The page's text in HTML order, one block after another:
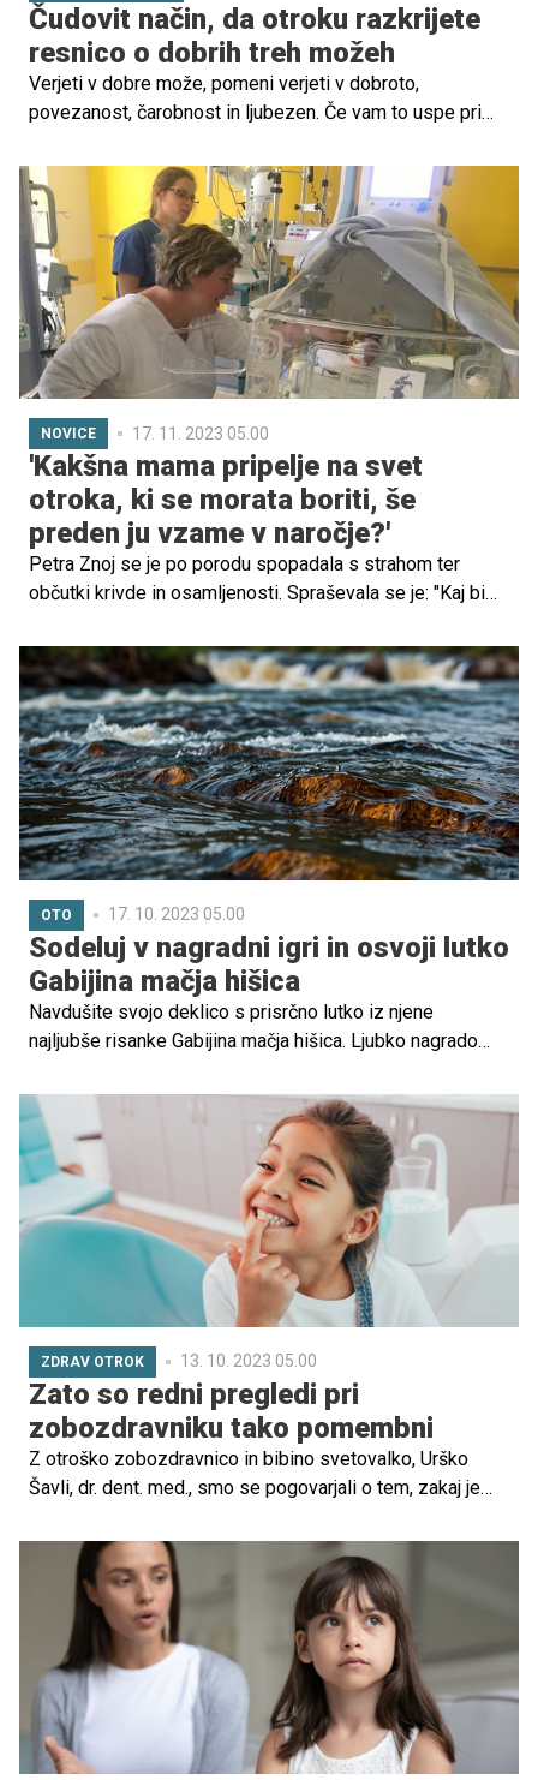
Čudovit način, da otroku razkrijete
resnico o dobrih treh možeh
Verjeti v dobre može, pomeni verjeti v dobroto,
povezanost, čarobnost in ljubezen. Če vam to uspe pri
pa pri tem za vsako ceno.
NOVICE 17. 11. 2023 05.00
'Kakšna mama pripelje na svet
otroka, ki se morata boriti, še
preden ju vzame v naročje?'
Petra Znoj se je po porodu spopadala s strahom ter
občutki krivde in osamljenosti. Spraševala se je: "Kaj bi
prezgodnji porod? Kako bi lahko svojima dvojčkoma
pomagala v borbi za življenje?" Njen vsakdan je bil poln
negotovosti in skrbi za preživetje njenih nedonošenčkov.
Ogromno moč je za njiju črpala iz sebe, največjo uteho pa
je našla pri mamicah, ki so preživljale podobno. Takrat se
je rodil projekt "Junaki prvega nadstropja" in z njim se
zdaj širi glas, ki naj ga slišijo vse mamice
nedonošenčkov. Tiste, ki so že, in tiste, ki še bodo.
OTO 17. 10. 2023 05.00
Sodeluj v nagradni igri in osvoji lutko
Gabijina mačja hišica
Navdušite svojo deklico s prisrčno lutko iz njene
najljubše risanke Gabijina mačja hišica. Ljubko nagrado
Vse, kar morate storiti, je to, da izpolnite spodnjo
prijavnico.
ZDRAV OTROK 13. 10. 2023 05.00
Zato so redni pregledi pri
zobozdravniku tako pomembni
Z otroško zobozdravnico in bibino svetovalko, Urško
Šavli, dr. dent. med., smo se pogovarjali o tem, zakaj je
uporaba dude vpliva na razvoj čeljusti ter kakšne so
smernice prehranjevanja za zdrave zobe. Več pa v
spodnjem pogovoru.